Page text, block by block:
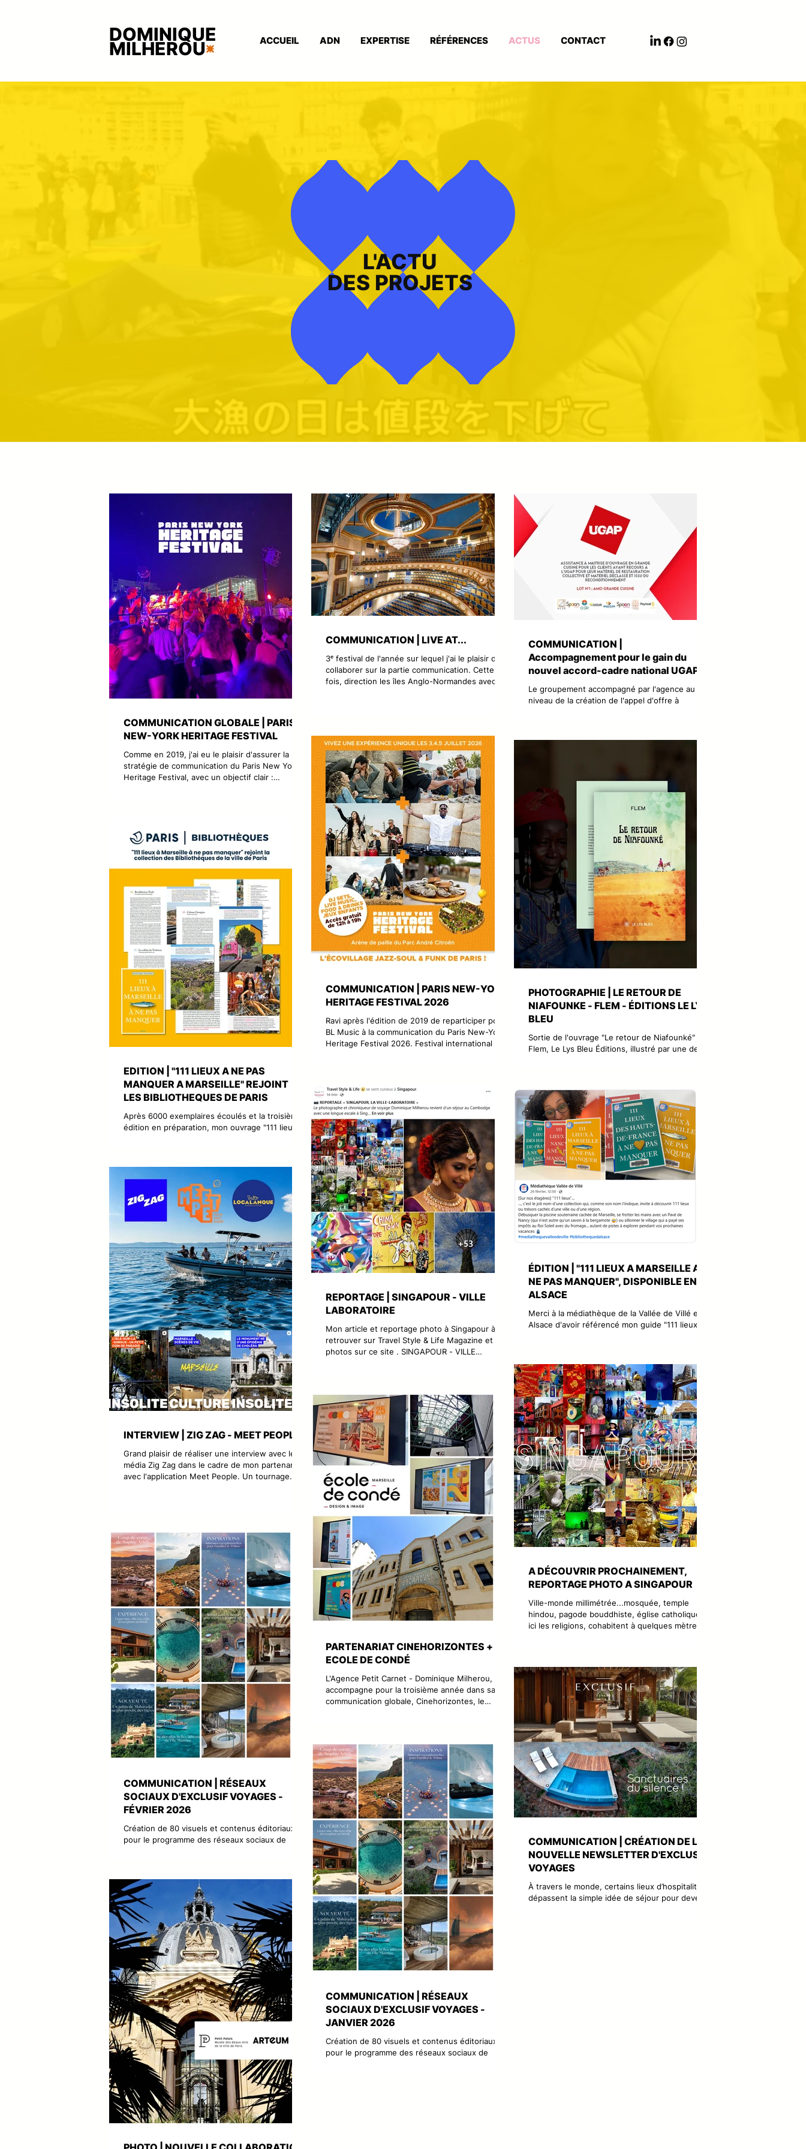
DOMINIQUE
MILHEROU ACCUEIL ADN EXPERTISE RÉFÉRENCES ACTUS CONTACT
L'ACTU
DES PROJETS
COMMUNICATION GLOBALE | PARIS
NEW-YORK HERITAGE FESTIVAL
Comme en 2019, j'ai eu le plaisir d'assurer la
stratégie de communication du Paris New York
Heritage Festival, avec un objectif clair :
animation des réseaux sociaux, newsletters,
campagnes publicitaires, optimisation des
billetteries et coordination des différents relais
de communication. ✅ traf
COMMUNICATION | LIVE AT...
3ᵉ festival de l'année sur lequel j'ai le plaisir de
collaborer sur la partie communication. Cette
fois, direction les îles Anglo-Normandes avec
Sausmarez Manor. Deux jours de concerts Jazz
• Soul • Funk, les 17 et 18 juillet 2026, avec une
expérience inédite : traverser d'une île à l'autre
pour assister
COMMUNICATION |
Accompagnement pour le gain du
nouvel accord-cadre national UGAP
AMO Grande Cuisine
Le groupement accompagné par l'agence au
niveau de la création de l'appel d'offre à
Peyrical Avocats. Le groupement a été retenu
par l'UGAP pour accompagner les acheteurs
publics dans leurs projets de restauration c
EDITION | "111 LIEUX A NE PAS
MANQUER A MARSEILLE" REJOINT
LES BIBLIOTHEQUES DE PARIS
Après 6000 exemplaires écoulés et la troisième
édition en préparation, mon ouvrage "111 lieux à
COMMUNICATION | PARIS NEW-YORK
HERITAGE FESTIVAL 2026
Ravi après l'édition de 2019 de reparticiper pour
BL Music à la communication du Paris New-York
Heritage Festival 2026. Festival international au
de 150 ballots de paille. Pendant trois jours,
concerts live, DJ sets, vins nature, huîtres de
producteurs et village enfants composent une
expérience libre, solaire et profondément
festive où l’on vi
PHOTOGRAPHIE | LE RETOUR DE
NIAFOUNKE - FLEM - ÉDITIONS LE LYS
BLEU
Sortie de l'ouvrage "Le retour de Niafounké" par
Flem, Le Lys Bleu Éditions, illustré par une de
Flem s'envole vers le Mali pour donner vie à un
nouvel album. Ce voyage, survenu après une
épreuve qui a marqué son corps et son destin,
devient une véritable renaissance. Entre les
studios improvisés de Bamako et les paysages
de Niafounké, il p
INTERVIEW | ZIG ZAG - MEET PEOPLE
Grand plaisir de réaliser une interview avec le
média Zig Zag dans le cadre de mon partenariat
avec l'application Meet People. Un tournage
expériences authentiques et personnalisées.
REPORTAGE | SINGAPOUR - VILLE
LABORATOIRE
Mon article et reportage photo à Singapour à
retrouver sur Travel Style & Life Magazine et les
photos sur ce site . SINGAPOUR - VILLE
Singapour, achevée quelques heures seulement
avant les premières perturbations aériennes
provoquées par l’escalade du conflit au Moyen-
Orient. À travers cette série d’images, il explore
une cité-État passionnante où
ÉDITION | "111 LIEUX A MARSEILLE A
NE PAS MANQUER", DISPONIBLE EN
ALSACE
Merci à la médiathèque de la Vallée de Villé en
Alsace d'avoir référencé mon guide "111 lieux à
COMMUNICATION | RÉSEAUX
SOCIAUX D'EXCLUSIF VOYAGES -
FÉVRIER 2026
Création de 80 visuels et contenus éditoriaux
pour le programme des réseaux sociaux de
L'Agence Petit Carnet - Dominique Milherou
accompagne depuis 20 ans l'Agence Exclusif
Voyages dans sa stratégie et sa communication
digitale ainsi que dans des reportages photos.
PARTENARIAT CINEHORIZONTES +
ECOLE DE CONDÉ
L'Agence Petit Carnet - Dominique Milherou,
accompagne pour la troisième année dans sa
communication globale, Cinehorizontes, le
les étudiants de l'Ecole de Condé de Marseille
spécialisée en Design & Image. Une dizaine
d'élèves dirigés par Marie Charrel et briefé par
l'agence et les équipes du Festival ont
commencé à brainstormer et propose
A DÉCOUVRIR PROCHAINEMENT,
REPORTAGE PHOTO A SINGAPOUR
Ville-monde millimétrée...mosquée, temple
hindou, pagode bouddhiste, église catholique :
ici les religions, cohabitent à quelques mètres
ultra-propre, ultra-maîtrisé, scénographié
jusque dans ses moindres recoins, de ses
jardins suspendus à ses skylines futuristes du
monde de la finance en passant par ses
quartiers communautaires quasi marketés.
Derrière
COMMUNICATION | RÉSEAUX
SOCIAUX D'EXCLUSIF VOYAGES -
JANVIER 2026
Création de 80 visuels et contenus éditoriaux
pour le programme des réseaux sociaux de
COMMUNICATION | CRÉATION DE LA
NOUVELLE NEWSLETTER D'EXCLUSIF
VOYAGES
À travers le monde, certains lieux d’hospitalité
dépassent la simple idée de séjour pour devenir